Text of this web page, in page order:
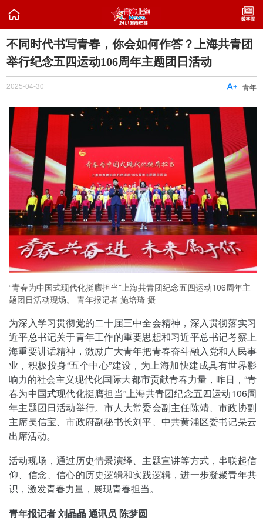

不同时代书写青春，你会如何作答？上海共青团
举行纪念五四运动106周年主题团日活动
2025-04-30 青年

“青春为中国式现代化挺膺担当”上海共青团纪念五四运动106周年主
题团日活动现场。 青年报记者 施培琦 摄
为深入学习贯彻党的二十届三中全会精神，深入贯彻落实习
近平总书记关于青年工作的重要思想和习近平总书记考察上
海重要讲话精神，激励广大青年把青春奋斗融入党和人民事
业，积极投身“五个中心”建设，为上海加快建成具有世界影
响力的社会主义现代化国际大都市贡献青春力量，昨日，“青
春为中国式现代化挺膺担当”上海共青团纪念五四运动106周
年主题团日活动举行。市人大常委会副主任陈靖、市政协副
主席吴信宝、市政府副秘书长刘平、中共黄浦区委书记杲云
出席活动。
活动现场，通过历史情景演绎、主题宣讲等方式，串联起信
仰、信念、信心的历史逻辑和实践逻辑，进一步凝聚青年共
识，激发青春力量，展现青春担当。
青年报记者 刘晶晶 通讯员 陈梦圆